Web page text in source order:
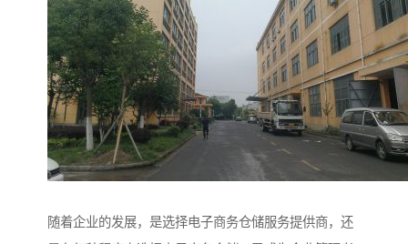
随着企业的发展，是选择电子商务仓储服务提供商，还